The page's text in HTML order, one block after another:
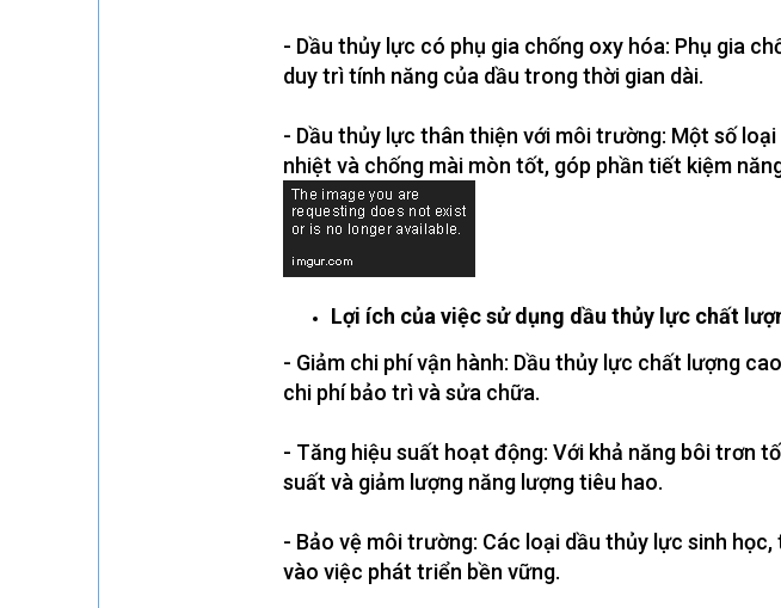
- Dầu thủy lực có phụ gia chống oxy hóa: Phụ gia
duy trì tính năng của dầu trong thời gian dài.
- Dầu thủy lực thân thiện với môi trường: Một số
nhiệt và chống mài mòn tốt, góp phần tiết kiệm
Lợi ích của việc sử dụng dầu thủy lực chất
- Giảm chi phí vận hành: Dầu thủy lực chất lượng
chi phí bảo trì và sửa chữa.
- Tăng hiệu suất hoạt động: Với khả năng bôi trơn
suất và giảm lượng năng lượng tiêu hao.
- Bảo vệ môi trường: Các loại dầu thủy lực sinh
vào việc phát triển bền vững.